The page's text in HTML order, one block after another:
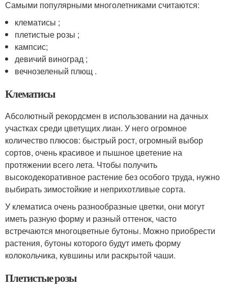
Самыми популярными многолетниками считаются:
клематисы ;
плетистые розы ;
кампсис;
девичий виноград ;
вечнозеленый плющ .
Клематисы
Абсолютный рекордсмен в использовании на дачных
участках среди цветущих лиан. У него огромное
количество плюсов: быстрый рост, огромный выбор
сортов, очень красивое и пышное цветение на
протяжении всего лета. Чтобы получить
высокодекоративное растение без особого труда, нужно
выбирать зимостойкие и неприхотливые сорта.
У клематиса очень разнообразные цветки, они могут
иметь разную форму и разный оттенок, часто
встречаются многоцветные бутоны. Можно приобрести
растения, бутоны которого будут иметь форму
колокольчика, кувшины или раскрытой чаши.
Плетистые розы